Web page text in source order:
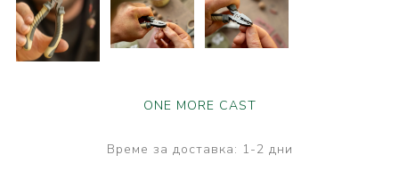
ONE MORE CAST
Време за доставка: 1-2 дни